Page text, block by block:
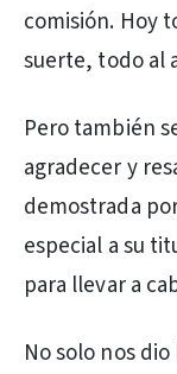
comisión. Hoy
suerte, todo al
Pero también
agradecer y
demostrada
especial a su
para llevar a
No solo nos